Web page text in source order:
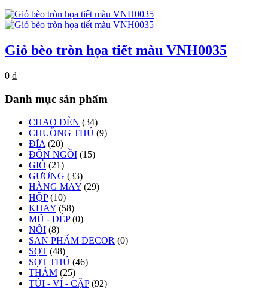
Giỏ bèo tròn họa tiết màu VNH0035
0 ₫
Danh mục sản phẩm
CHAO ĐÈN (34)
CHUỒNG THÚ (9)
ĐĨA (20)
ĐÔN NGỒI (15)
GIỎ (21)
GƯƠNG (33)
HÀNG MAY (29)
HỘP (10)
KHAY (58)
MŨ - DÉP (0)
NÔI (8)
SẢN PHẨM DECOR (0)
SỌT (48)
SỌT THÚ (46)
THẢM (25)
TÚI - VÍ - CẶP (92)